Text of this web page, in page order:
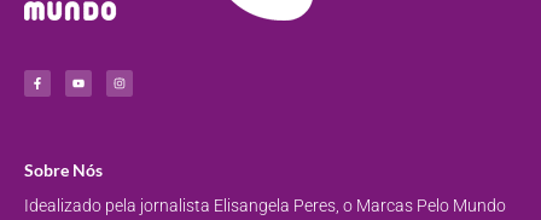
Sobre Nós
Idealizado pela jornalista Elisangela Peres, o Marcas Pelo Mundo